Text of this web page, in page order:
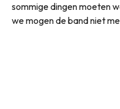
sommige dingen moeten
we mogen de band niet